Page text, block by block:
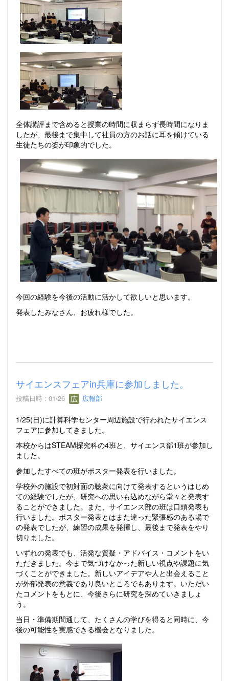
全体講評まで含めると授業の時間に収まらず長時間になりま
したが、最後まで集中して社員の方のお話に耳を傾けている
生徒たちの姿が印象的でした。
今回の経験を今後の活動に活かして欲しいと思います。
発表したみなさん、お疲れ様でした。
サイエンスフェアin兵庫に参加しました。
投稿日時 : 01/26 広報部
1/25(日)に計算科学センター周辺施設で行われたサイエンス
フェアに参加してきました。
本校からはSTEAM探究科の4班と、サイエンス部1班が参加し
ました。
参加したすべての班がポスター発表を行いました。
学校外の施設で初対面の聴衆に向けて発表するというはじめ
ての経験でしたが、研究への思いも込めながら堂々と発表す
ることができました。また、サイエンス部の班は口頭発表も
行いました。ポスター発表とはまた違った緊張感のある場で
の発表でしたが、練習の成果を発揮し、最後まで発表をやり
切りました。
いずれの発表でも、活発な質疑・アドバイス・コメントをい
ただきました。今まで気づけなかった新しい視点や課題に気
づくことができました。新しいアイデアや人と出会えること
が外部発表の意義であり良いところでもあります。いただい
たコメントをもとに、今後さらに研究を深めていきましょ
う。
当日・準備期間通して、たくさんの学びを得ると同時に、今
後の可能性を実感できる機会となりました。